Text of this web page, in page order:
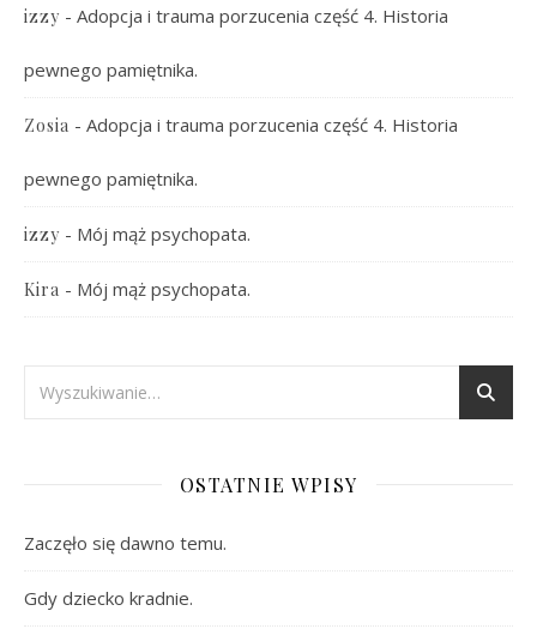
izzy - Adopcja i trauma porzucenia część 4. Historia
pewnego pamiętnika.
Zosia - Adopcja i trauma porzucenia część 4. Historia
pewnego pamiętnika.
izzy - Mój mąż psychopata.
Kira - Mój mąż psychopata.
OSTATNIE WPISY
Zaczęło się dawno temu.
Gdy dziecko kradnie.